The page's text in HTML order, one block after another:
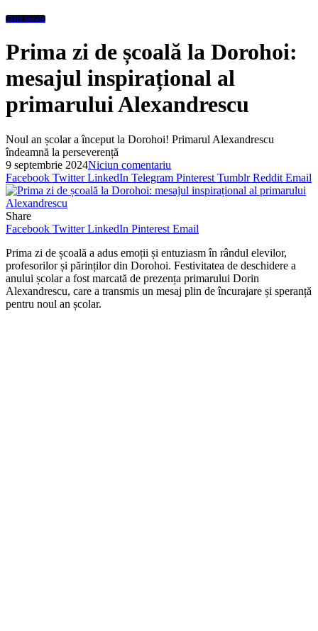
Stiri locale
Prima zi de școală la Dorohoi:
mesajul inspirațional al
primarului Alexandrescu
Noul an școlar a început la Dorohoi! Primarul Alexandrescu
îndeamnă la perseverență
9 septembrie 2024Niciun comentariu
Facebook Twitter LinkedIn Telegram Pinterest Tumblr Reddit Email
Share
Facebook Twitter LinkedIn Pinterest Email
Prima zi de școală a adus emoții și entuziasm în rândul elevilor,
profesorilor și părinților din Dorohoi. Festivitatea de deschidere a
anului școlar a fost marcată de prezența primarului Dorin
Alexandrescu, care a transmis un mesaj plin de încurajare și speranță
pentru noul an școlar.